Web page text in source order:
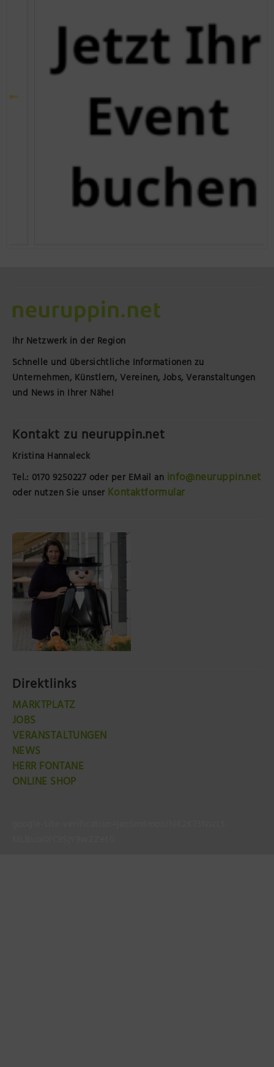
Ihr Netzwerk in der Region
Schnelle und übersichtliche Informationen zu
Unternehmen, Künstlern, Vereinen, Jobs, Veranstaltungen
und News in Ihrer Nähe!
Kontakt zu neuruppin.net
Kristina Hannaleck
Tel.: 0170 9250227 oder per EMail an info@neuruppin.net
oder nutzen Sie unser Kontaktformular
Direktlinks
MARKTPLATZ
JOBS
VERANSTALTUNGEN
NEWS
HERR FONTANE
ONLINE SHOP